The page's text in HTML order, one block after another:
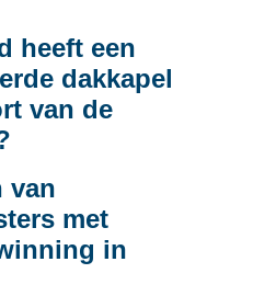
heeft een
dakkapel
van de
van
met
in